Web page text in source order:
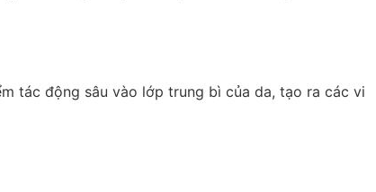
tác động sâu vào lớp trung bì của da, tạo ra các vi